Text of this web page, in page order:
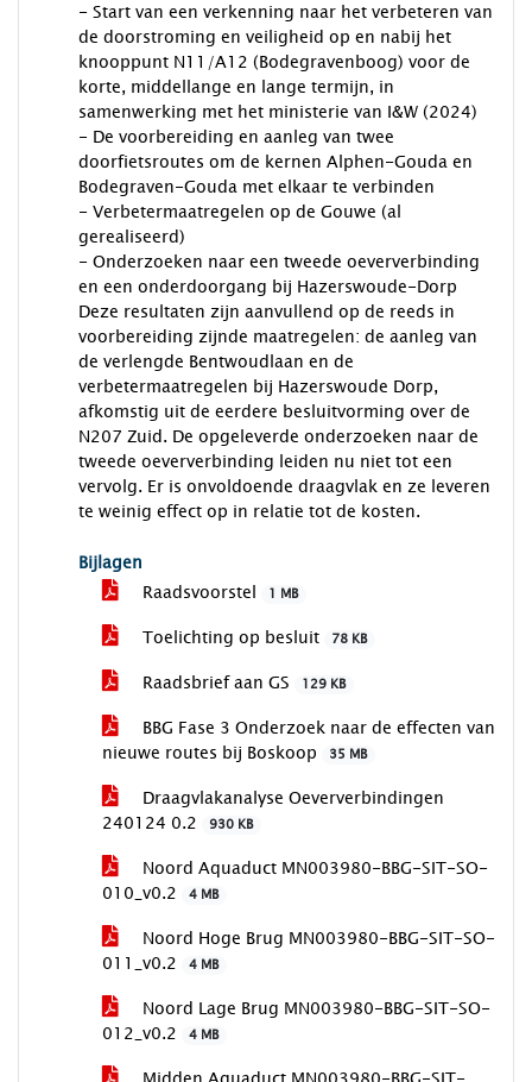
- Start van een verkenning naar het verbeteren van
de doorstroming en veiligheid op en nabij het
knooppunt N11/A12 (Bodegravenboog) voor de
korte, middellange en lange termijn, in
samenwerking met het ministerie van I&W (2024)
- De voorbereiding en aanleg van twee
doorfietsroutes om de kernen Alphen-Gouda en
Bodegraven-Gouda met elkaar te verbinden
- Verbetermaatregelen op de Gouwe (al
gerealiseerd)
- Onderzoeken naar een tweede oeververbinding
en een onderdoorgang bij Hazerswoude-Dorp
Deze resultaten zijn aanvullend op de reeds in
voorbereiding zijnde maatregelen: de aanleg van
de verlengde Bentwoudlaan en de
verbetermaatregelen bij Hazerswoude Dorp,
afkomstig uit de eerdere besluitvorming over de
N207 Zuid. De opgeleverde onderzoeken naar de
tweede oeververbinding leiden nu niet tot een
vervolg. Er is onvoldoende draagvlak en ze leveren
te weinig effect op in relatie tot de kosten.
Bijlagen
Raadsvoorstel
1 MB
Toelichting op besluit 78 KB
Raadsbrief aan GS 129 KB
BBG Fase 3 Onderzoek naar de effecten van
nieuwe routes bij Boskoop
35 MB
Draagvlakanalyse Oeververbindingen
240124 0.2
930 KB
Noord Aquaduct MN003980-BBG-SIT-SO-
010_v0.2
4 MB
Noord Hoge Brug MN003980-BBG-SIT-SO-
011_v0.2
4 MB
Noord Lage Brug MN003980-BBG-SIT-SO-
012_v0.2
4 MB